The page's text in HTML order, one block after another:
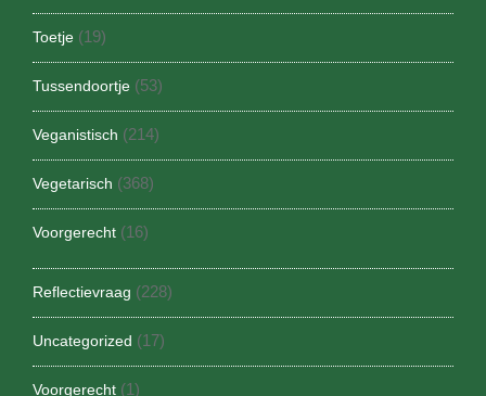
Toetje (19)
Tussendoortje (53)
Veganistisch (214)
Vegetarisch (368)
Voorgerecht (16)
Reflectievraag (228)
Uncategorized (17)
Voorgerecht (1)